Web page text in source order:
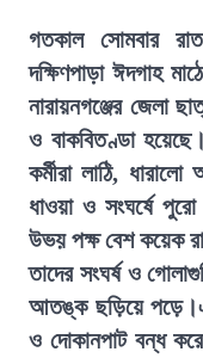
গতকাল সোমবার
দক্ষিণপাড়া ঈদগাহ
নারায়নগঞ্জের জেলা
ও বাকবিতণ্ডা
কর্মীরা লাঠি, ধারালো
ধাওয়া ও সংঘর্ষে
উভয় পক্ষ বেশ কয়েক
তাদের সংঘর্ষ ও
আতঙ্ক ছড়িয়ে
ও দোকানপাট বন্ধ